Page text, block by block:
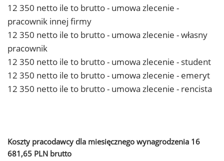
12 350 netto ile to brutto - umowa zlecenie -
pracownik innej firmy
12 350 netto ile to brutto - umowa zlecenie - własny
pracownik
12 350 netto ile to brutto - umowa zlecenie - student
12 350 netto ile to brutto - umowa zlecenie - emeryt
12 350 netto ile to brutto - umowa zlecenie - rencista
Koszty pracodawcy dla miesięcznego wynagrodzenia 16
681,65 PLN brutto